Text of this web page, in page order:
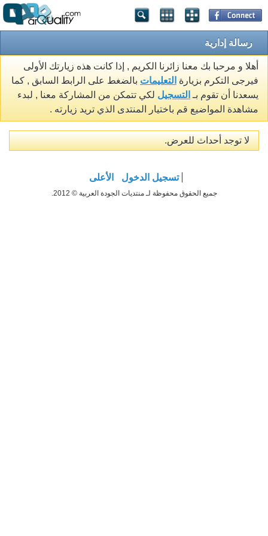
رسالة إدارية
أهلا و مرحبا بك معنا زائرنا الكريم , إذا كانت هذه زيارتك الأولى
فيرجى التكرم بزيارة التعليمات بالضغط على الرابط السابق , كما
يسعدنا أن تقوم بـ التسجيل لكي تتمكن من المشاركة معنا , لبدء
مشاهدة المواضيع قم باختيار المنتدى الذي تريد زيارته .
لا توجد أحداث للعرض.
تسجيل الدخول الأعلى
جميع الحقوق محفوظة لـ منتديات الجودة العربية © 2012.